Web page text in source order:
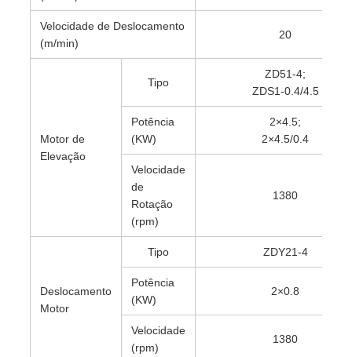
Velocidade de Deslocamento
(m/min)
20
Motor de
Elevação
Tipo
ZD51-4;
ZDS1-0.4/4.5
Potência
(KW)
2×4.5;
2×4.5/0.4
Velocidade
de
Rotação
(rpm)
1380
Deslocamento
Motor
Tipo ZDY21-4
Potência
(KW)
2×0.8
Velocidade
(rpm)
1380